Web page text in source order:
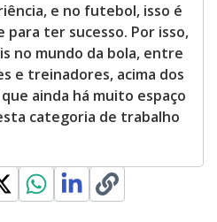
e no futebol, isso é
ter sucesso. Por isso,
no mundo da bola, entre
e treinadores, acima dos
ainda há muito espaço
categoria de trabalho